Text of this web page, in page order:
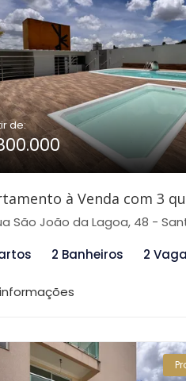
de:
à Venda com 3
São João da Lagoa, 48 - Santa Branca,
2 Banheiros 2